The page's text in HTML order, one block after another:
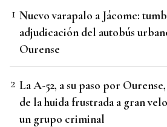
Nuevo varapalo a Jácome:
adjudicación del autobús
Ourense
La A-52, a su paso por
de la huida frustrada a gran
un grupo criminal